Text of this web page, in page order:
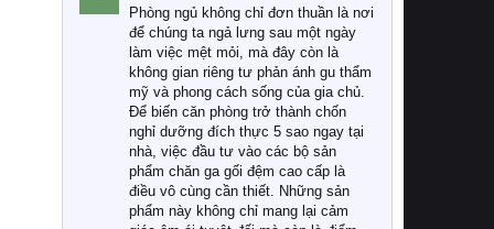
Phòng ngủ không chỉ đơn thuần là nơi
để chúng ta ngả lưng sau một ngày
làm việc mệt mỏi, mà đây còn là
không gian riêng tư phản ánh gu thẩm
mỹ và phong cách sống của gia chủ.
Để biến căn phòng trở thành chốn
nghỉ dưỡng đích thực 5 sao ngay tại
nhà, việc đầu tư vào các bộ sản
phẩm chăn ga gối đệm cao cấp là
điều vô cùng cần thiết. Những sản
phẩm này không chỉ mang lại cảm